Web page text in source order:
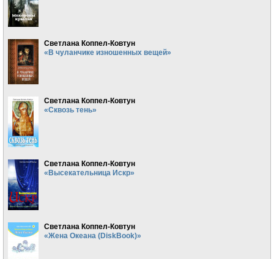
Светлана Коппел-Ковтун
«В чуланчике изношенных вещей»
Светлана Коппел-Ковтун
«Сквозь тень»
Светлана Коппел-Ковтун
«Высекательница Искр»
Светлана Коппел-Ковтун
«Жена Океана (DiskBook)»